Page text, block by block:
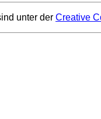
unter der Creative